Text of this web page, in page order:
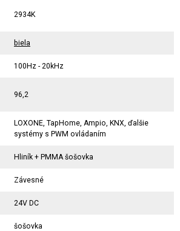
2934K
biela
100Hz - 20kHz
96,2
LOXONE, TapHome, Ampio, KNX, ďalšie
systémy s PWM ovládaním
Hliník + PMMA šošovka
Závesné
24V DC
šošovka